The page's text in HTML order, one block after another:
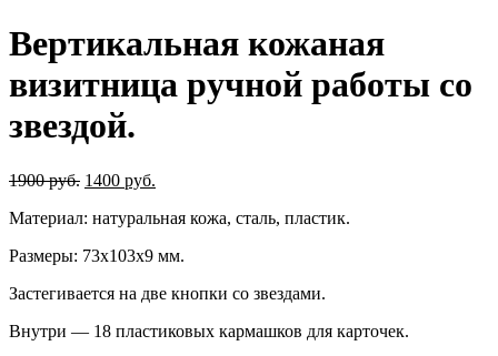
Вертикальная кожаная
визитница ручной работы со
звездой.
1900руб. Первоначальная
составляла
руб..
1400 руб.
1400
Материал: натуральная кожа, сталь, пластик.
Размеры: 73х103х9 мм.
Застегивается на две кнопки со звездами.
Внутри — 18 пластиковых кармашков для карточек.